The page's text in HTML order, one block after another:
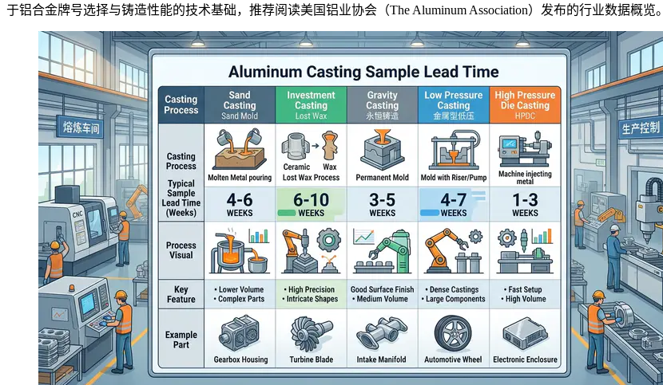
于铝合金牌号选择与铸造性能的技术基础，推荐阅读美国铝业协会（The Aluminum Association）发布的行业数据概览。